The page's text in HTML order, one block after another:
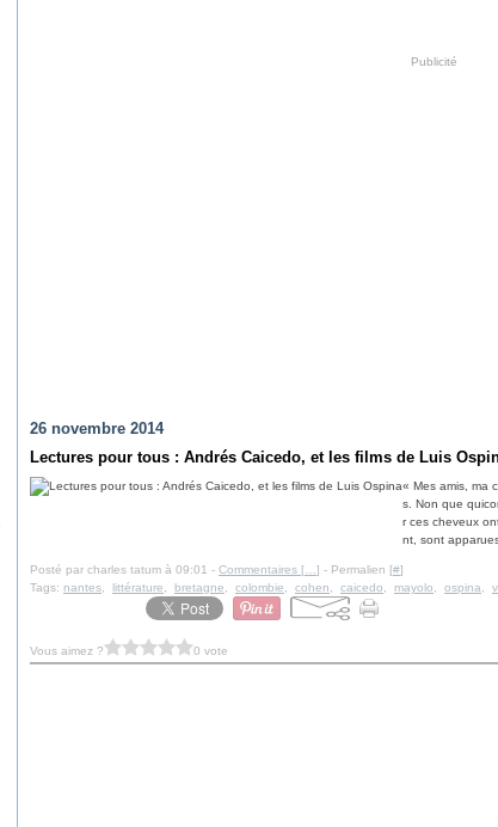
Publicité
26 novembre 2014
Lectures pour tous : Andrés Caicedo, et les films de Luis
« Mes amis, ma
s. Non que
r ces cheveux
nt, sont
Posté par charles tatum à 09:01 - Commentaires [ ] - Permalien [#]
Tags: nantes littérature bretagne colombie cohen caicedo mayolo ospina
Vous aimez ? 0 vote